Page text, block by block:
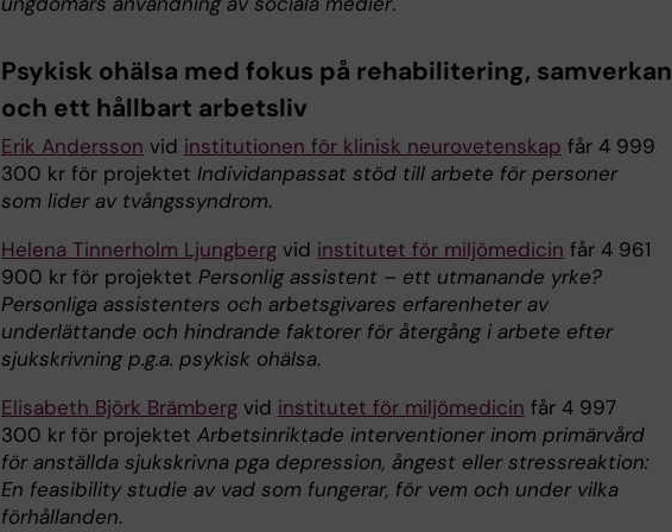
Psykisk ohälsa med fokus på rehabilitering, samverkan
och ett hållbart arbetsliv
Erik Andersson vid institutionen för klinisk neurovetenskap får 4 999
300 kr för projektet Individanpassat stöd till arbete för personer
som lider av tvångssyndrom.
Helena Tinnerholm Ljungberg vid institutet för miljömedicin får 4 961
900 kr för projektet Personlig assistent – ett utmanande yrke?
Personliga assistenters och arbetsgivares erfarenheter av
underlättande och hindrande faktorer för återgång i arbete efter
sjukskrivning p.g.a. psykisk ohälsa.
Elisabeth Björk Brämberg vid institutet för miljömedicin får 4 997
300 kr för projektet Arbetsinriktade interventioner inom primärvård
för anställda sjukskrivna pga depression, ångest eller stressreaktion:
En feasibility studie av vad som fungerar, för vem och under vilka
förhållanden.